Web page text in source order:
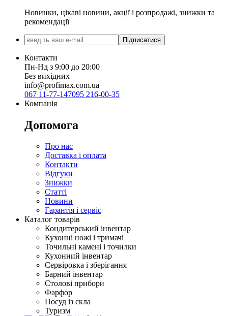
Новинки, цікаві новини, акції і розпродажі, знижки та
рекомендації
Підписатися
Контакти
Пн-Нд з 9:00 до 20:00
Без вихідних
info@profimax.com.ua
067 11-77-147095 216-00-35
Компанія
Допомога
Про нас
Доставка і оплата
Контакти
Відгуки
Знижки
Статті
Новини
Гарантія і сервіс
Каталог товарів
Кондитерський інвентар
Кухонні ножі і тримачі
Точильні камені і точилки
Кухонний інвентар
Сервіровка і зберігання
Барний інвентар
Столові прибори
Фарфор
Посуд із скла
Туризм